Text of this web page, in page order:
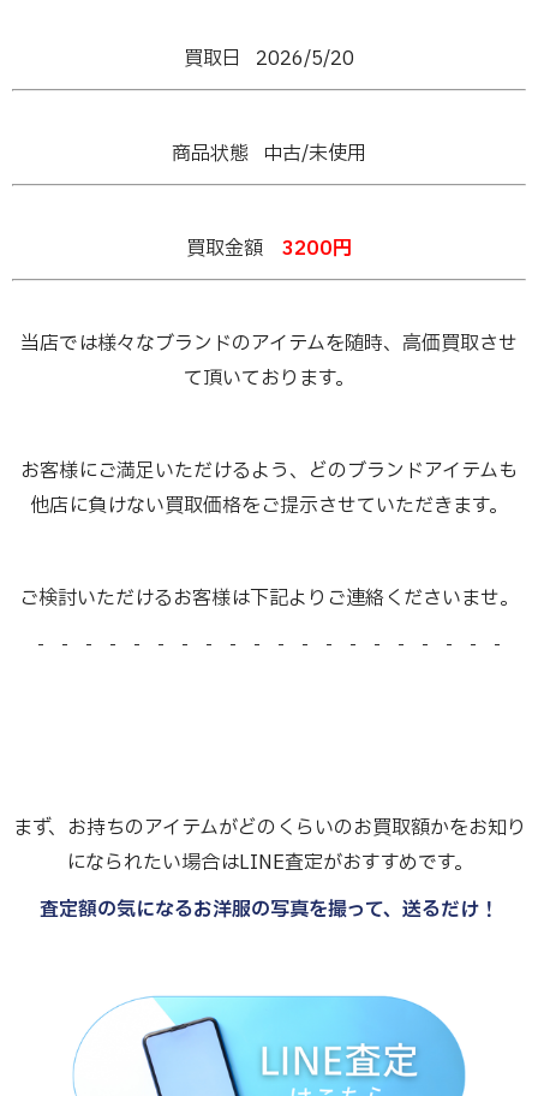
買取日 2026/5/20
商品状態 中古/未使用
買取金額 3200円
当店では様々なブランドのアイテムを随時、高価買取させ
て頂いております。
お客様にご満足いただけるよう、どのブランドアイテムも
他店に負けない買取価格をご提示させていただきます。
ご検討いただけるお客様は下記よりご連絡くださいませ。
- - - - - - - - - - - - - - - - - - - -
まず、お持ちのアイテムがどのくらいのお買取額かをお知り
になられたい場合はLINE査定がおすすめです。
査定額の気になるお洋服の写真を撮って、送るだけ！